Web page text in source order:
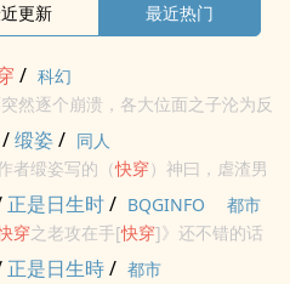
更新 最近热门
/ 科幻
然逐个崩溃，各大位面之子沦为反
快穿，一路对各种各样的妖艳贱货的
主为主线
/缎姿/ 同人
者缎姿写的（快穿）神曰，虐渣男
更新（快穿）神曰，虐渣男最新章
虐渣男最新章节评论，并不代表书
正是日生时/ BQGINFO
都市
穿之老攻在手[快穿]》还不错的话
朋友推荐哦！
正是日生時/ 都市